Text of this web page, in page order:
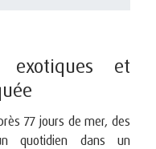
et
77 jours de mer, des
quotidien dans un